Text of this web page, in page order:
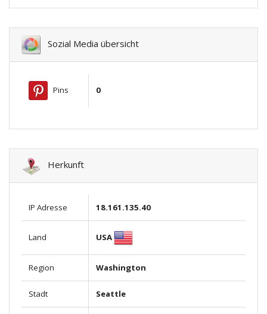
Sozial Media übersicht
Pins 0
Herkunft
IP Adresse 18.161.135.40
Land USA
Region Washington
Stadt Seattle